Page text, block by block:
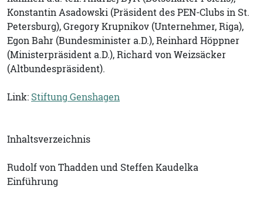
Konstantin Asadowski (Präsident des PEN-Clubs in St.
Petersburg), Gregory Krupnikov (Unternehmer, Riga),
Egon Bahr (Bundesminister a.D.), Reinhard Höppner
(Ministerpräsident a.D.), Richard von Weizsäcker
(Altbundespräsident).
Link: Stiftung Genshagen
Inhaltsverzeichnis
Rudolf von Thadden und Steffen Kaudelka
Einführung